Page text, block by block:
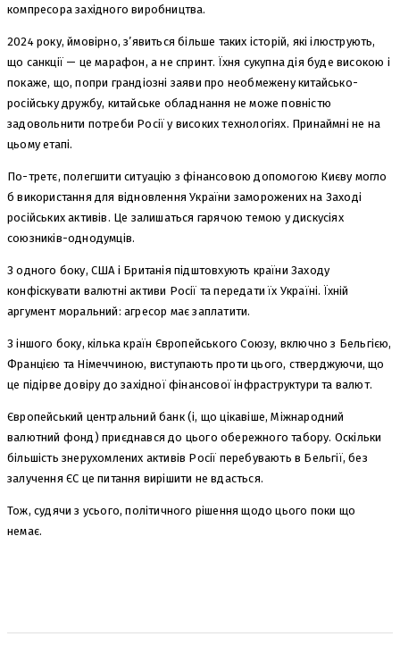
компресора західного виробництва.
2024 року, ймовірно, з’явиться більше таких історій, які ілюструють,
що санкції — це марафон, а не спринт. Їхня сукупна дія буде високою і
покаже, що, попри грандіозні заяви про необмежену китайсько-
російську дружбу, китайське обладнання не може повністю
задовольнити потреби Росії у високих технологіях. Принаймні не на
цьому етапі.
По-третє, полегшити ситуацію з фінансовою допомогою Києву могло
б використання для відновлення України заморожених на Заході
російських активів. Це залишаться гарячою темою у дискусіях
союзників-однодумців.
З одного боку, США і Британія підштовхують країни Заходу
конфіскувати валютні активи Росії та передати їх Україні. Їхній
аргумент моральний: агресор має заплатити.
З іншого боку, кілька країн Європейського Союзу, включно з Бельгією,
Францією та Німеччиною, виступають проти цього, стверджуючи, що
це підірве довіру до західної фінансової інфраструктури та валют.
Європейський центральний банк (і, що цікавіше, Міжнародний
валютний фонд) приєднався до цього обережного табору. Оскільки
більшість знерухомлених активів Росії перебувають в Бельгії, без
залучення ЄС це питання вирішити не вдасться.
Тож, судячи з усього, політичного рішення щодо цього поки що
немає.